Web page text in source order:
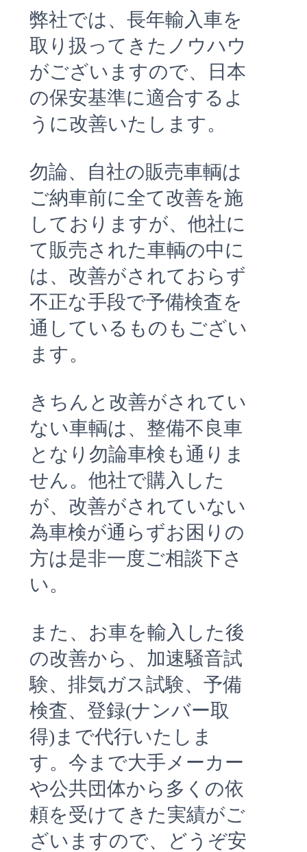
弊社では、長年輸入車を
取り扱ってきたノウハウ
がございますので、日本
の保安基準に適合するよ
うに改善いたします。
勿論、自社の販売車輌は
ご納車前に全て改善を施
しておりますが、他社に
て販売された車輌の中に
は、改善がされておらず
不正な手段で予備検査を
通しているものもござい
ます。
きちんと改善がされてい
ない車輌は、整備不良車
となり勿論車検も通りま
せん。他社で購入した
が、改善がされていない
為車検が通らずお困りの
方は是非一度ご相談下さ
い。
また、お車を輸入した後
の改善から、加速騒音試
験、排気ガス試験、予備
検査、登録(ナンバー取
得)まで代行いたしま
す。今まで大手メーカー
や公共団体から多くの依
頼を受けてきた実績がご
ざいますので、どうぞ安